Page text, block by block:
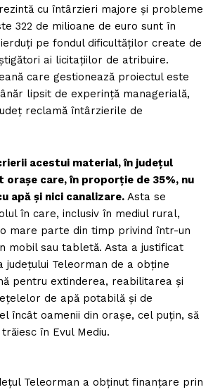
cu întârzieri majore și probleme
322 de milioane de euro sunt în
pe fondul dificultăților create de
ai licitațiilor de atribuire.
care gestionează proiectul este
lipsit de experință managerială,
reclamă întârzierile de
acestui material, în județul
orașe care, în proporție de 35%, nu
apă și nici canalizare. Asta se
în care, inclusiv în mediul rural,
mare parte din timp privind într-un
mobil sau tabletă. Asta a justificat
județului Teleorman de a obține
pentru extinderea, reabilitarea și
de apă potabilă și de
încât oamenii din orașe, cel puțin, să
în Evul Mediu.
Teleorman a obținut finanțare prin